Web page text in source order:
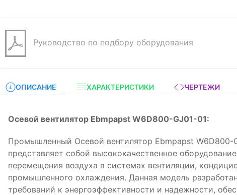
Руководство по подбору оборудования
ОПИСАНИЕ ХАРАКТЕРИСТИКИ ЧЕРТЕЖИ
Осевой вентилятор Ebmpapst W6D800-GJ01-01:
Промышленный Осевой вентилятор Ebmpapst W6D800-
представляет собой высококачественное
перемещения воздуха в системах вентиляции,
промышленного охлаждения. Данная модель
требований к энергоэффективности и надежности,